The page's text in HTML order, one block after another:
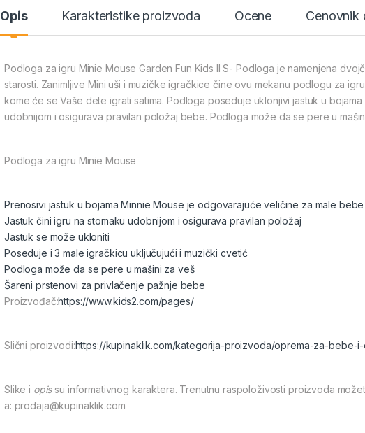
Opis Karakteristike proizvoda Ocene Cenovnik
Podloga za igru Minie Mouse Garden Fun Kids II S- Podloga je namenjena
starosti. Zanimljive Mini uši i muzičke igračkice čine ovu mekanu podlogu za
kome će se Vaše dete igrati satima. Podloga poseduje uklonjivi jastuk u
udobnijom i osigurava pravilan položaj bebe. Podloga može da se pere u
Podloga za igru Minie Mouse
Prenosivi jastuk u bojama Minnie Mouse je odgovarajuće veličine za male bebe
Jastuk čini igru na stomaku udobnijom i osigurava pravilan položaj
Jastuk se može ukloniti
Poseduje i 3 male igračkicu uključujući i muzički cvetić
Podloga može da se pere u mašini za veš
Šareni prstenovi za privlačenje pažnje bebe
Proizvođač:https://www.kids2.com/pages/
Slični proizvodi:https://kupinaklik.com/kategorija-proizvoda/oprema-za-bebe-
Slike i opissu informativnog karaktera. Trenutnu raspoloživosti proizvoda
a: prodaja@kupinaklik.com